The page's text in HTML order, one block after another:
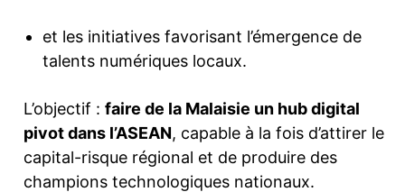
et les initiatives favorisant l’émergence de
talents numériques locaux.
L’objectif : faire de la Malaisie un hub digital
pivot dans l’ASEAN, capable à la fois d’attirer le
capital-risque régional et de produire des
champions technologiques nationaux.